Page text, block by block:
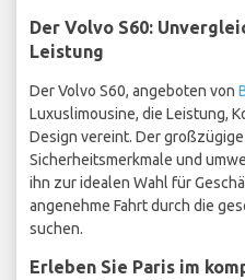
Der Volvo S60:
Leistung
Der Volvo S60, angeboten von
Luxuslimousine, die Leistung,
Design vereint. Der
Sicherheitsmerkmale und
ihn zur idealen Wahl für
angenehme Fahrt durch die
suchen.
Erleben Sie Paris im